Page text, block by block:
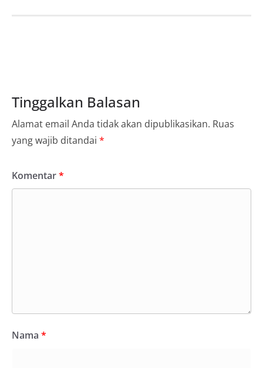
Tinggalkan Balasan
Alamat email Anda tidak akan dipublikasikan. Ruas
yang wajib ditandai *
Komentar*
Nama *